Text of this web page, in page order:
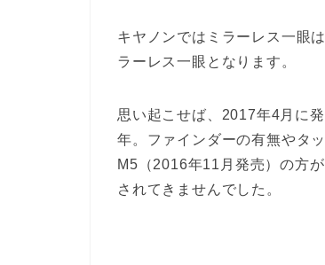
キヤノンではミラーレス一眼
ラーレス一眼となります。
思い起こせば、2017年4月に
年。ファインダーの有無やタ
M5（2016年11月発売）の方
されてきませんでした。